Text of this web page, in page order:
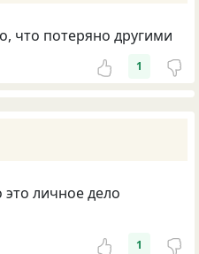
что потеряно другими
1
личное дело
1